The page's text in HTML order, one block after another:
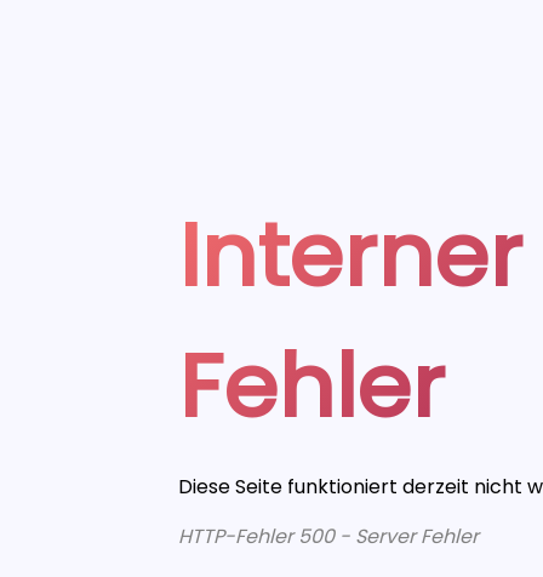
Fehler
Diese Seite funktioniert derzeit nicht
HTTP-Fehler 500 - Server Fehler